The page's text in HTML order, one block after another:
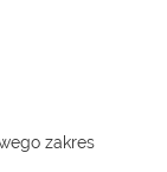
zakres